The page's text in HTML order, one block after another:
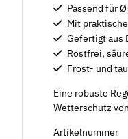
Passend für
Mit
Gefertigt aus
Rostfrei,
Frost- und
Eine robuste
Wetterschutz
Artikelnummer